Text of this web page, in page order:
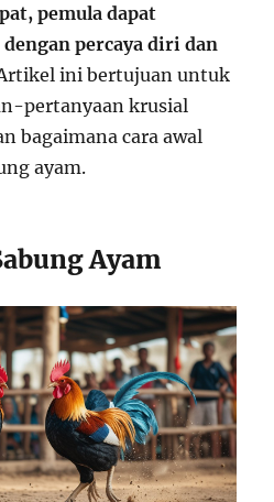
pemula dapat
percaya diri dan
ini bertujuan untuk
pertanyaan krusial
bagaimana cara awal
ayam.
Ayam